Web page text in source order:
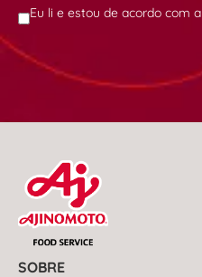
Eu li e estou de acordo com a
SOBRE